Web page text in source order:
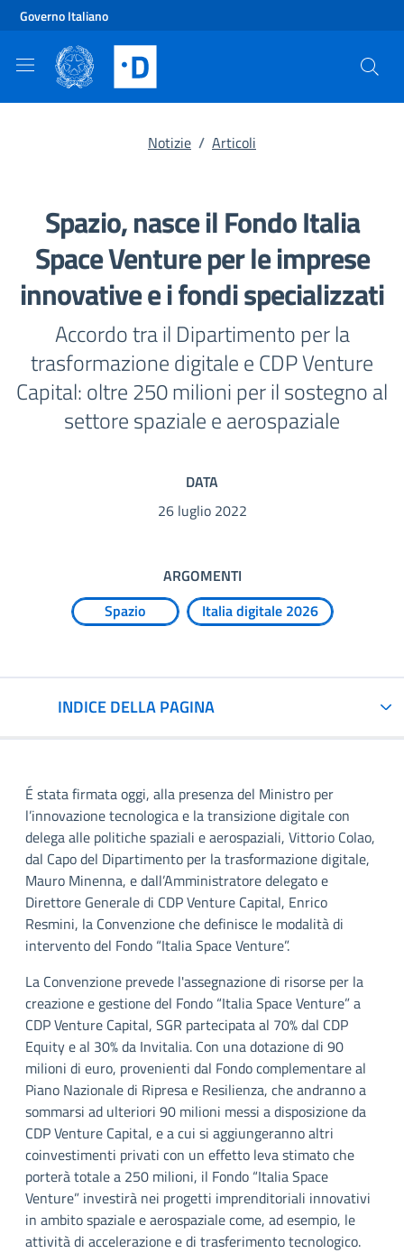
Vai al contenuto principale
Vai al footer
Governo Italiano
Notizie / Articoli
Spazio, nasce il Fondo Italia
Space Venture per le imprese
innovative e i fondi specializzati
Accordo tra il Dipartimento per la
trasformazione digitale e CDP Venture
Capital: oltre 250 milioni per il sostegno al
settore spaziale e aerospaziale
DATA
26 luglio 2022
ARGOMENTI
Spazio
Italia digitale 2026
INDICE DELLA PAGINA
É stata firmata oggi, alla presenza del Ministro per
l’innovazione tecnologica e la transizione digitale con
delega alle politiche spaziali e aerospaziali, Vittorio Colao,
dal Capo del Dipartimento per la trasformazione digitale,
Mauro Minenna, e dall’Amministratore delegato e
Direttore Generale di CDP Venture Capital, Enrico
Resmini, la Convenzione che definisce le modalità di
intervento del Fondo “Italia Space Venture”.
La Convenzione prevede l'assegnazione di risorse per la
creazione e gestione del Fondo “Italia Space Venture” a
CDP Venture Capital, SGR partecipata al 70% dal CDP
Equity e al 30% da Invitalia. Con una dotazione di 90
milioni di euro, provenienti dal Fondo complementare al
Piano Nazionale di Ripresa e Resilienza, che andranno a
sommarsi ad ulteriori 90 milioni messi a disposizione da
CDP Venture Capital, e a cui si aggiungeranno altri
coinvestimenti privati con un effetto leva stimato che
porterà totale a 250 milioni, il Fondo “Italia Space
Venture” investirà nei progetti imprenditoriali innovativi
in ambito spaziale e aerospaziale come, ad esempio, le
attività di accelerazione e di trasferimento tecnologico.